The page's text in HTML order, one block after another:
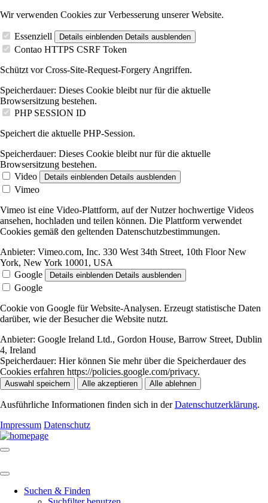
Wir verwenden Cookies zur Verbesserung unserer Website.
Essenziell Details einblenden Details ausblenden
Contao HTTPS CSRF Token
Schützt vor Cross-Site-Request-Forgery Angriffen.
Speicherdauer: Dieses Cookie bleibt nur für die aktuelle
Browsersitzung bestehen.
PHP SESSION ID
Speichert die aktuelle PHP-Session.
Speicherdauer: Dieses Cookie bleibt nur für die aktuelle
Browsersitzung bestehen.
Video
Details einblenden Details ausblenden
Vimeo
Vimeo ist eine Video-Plattform, auf der Nutzer hochwertige Videos
ansehen, hochladen und teilen können. Die Plattform verwendet
Cookies gemäß den geltenden Datenschutzbestimmungen.
Anbieter: Vimeo.com, Inc. 330 West 34th Street, 10th Floor New
York, New York 10001, USA
Google
Details einblenden Details ausblenden
Google
Cookie von Google für Website-Analysen. Erzeugt statistische Daten
darüber, wie der Besucher die Website nutzt.
Anbieter: Google Ireland Ltd., Gordon House, Barrow Street, Dublin
4, Ireland
Speicherdauer: Hier können Sie mehr über die Speicherdauer des
Cookies erfahren https://policies.google.com/privacy.
Auswahl speichern Alle akzeptieren Alle ablehnen
Ausführliche Informationen finden sich in derDatenschutzerklärung.
Impressum Datenschutz
Suchen & Finden